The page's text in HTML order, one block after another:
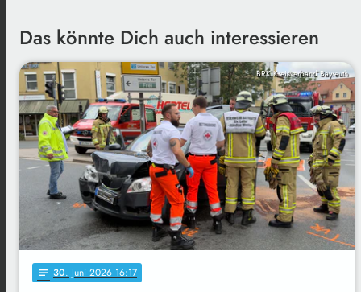
Das könnte Dich auch interessieren
BRK Kreisverband Bayreuth
notes 30. Juni 2026 16:17